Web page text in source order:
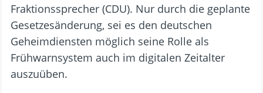
Fraktionssprecher (CDU). Nur durch die geplante
Gesetzesänderung, sei es den deutschen
Geheimdiensten möglich seine Rolle als
Frühwarnsystem auch im digitalen Zeitalter
auszuüben.